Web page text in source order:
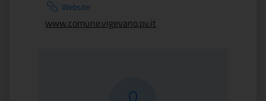
Website
www.comune.vigevano.pv.it